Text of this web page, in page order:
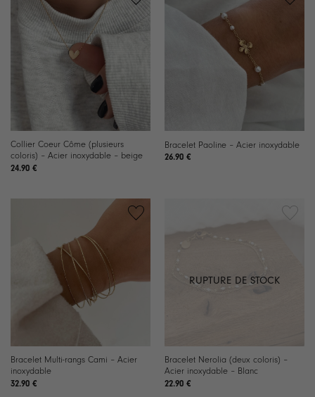
Collier Coeur Côme (plusieurs
coloris) – Acier inoxydable – beige
24.90 €
Bracelet Paoline – Acier inoxydable
26.90 €
Bracelet Multi-rangs Cami – Acier
inoxydable
32.90 €
RUPTURE DE STOCK
Bracelet Nerolia (deux coloris) –
Acier inoxydable – Blanc
22.90 €